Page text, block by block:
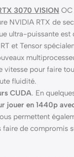
3070 VISION OC
NVIDIA RTX de
ultra-puissante est
et Tensor
vitesse pour faire
fluidité.
CUDA. En
jouer en 1440p
permettent
faire de compromis